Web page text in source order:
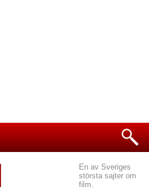
En av Sveriges
största sajter om
film.